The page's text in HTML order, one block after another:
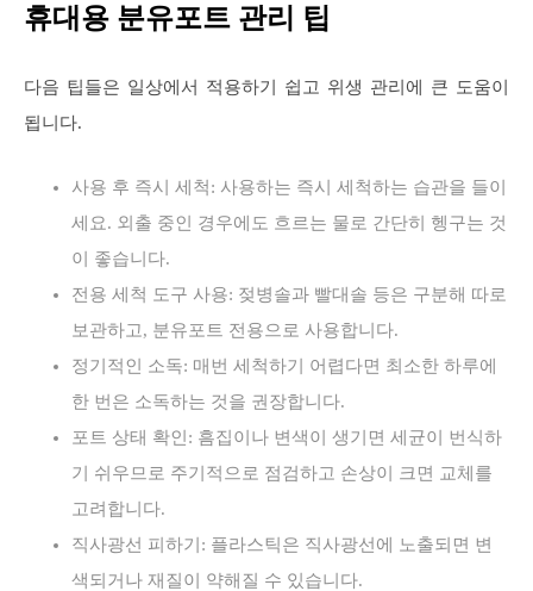
휴대용 분유포트 관리 팁
다음 팁들은 일상에서 적용하기 쉽고 위생 관리에 큰 도움이
됩니다.
사용 후 즉시 세척: 사용하는 즉시 세척하는 습관을 들이
세요. 외출 중인 경우에도 흐르는 물로 간단히 헹구는 것
이 좋습니다.
전용 세척 도구 사용: 젖병솔과 빨대솔 등은 구분해 따로
보관하고, 분유포트 전용으로 사용합니다.
정기적인 소독: 매번 세척하기 어렵다면 최소한 하루에
한 번은 소독하는 것을 권장합니다.
포트 상태 확인: 흠집이나 변색이 생기면 세균이 번식하
기 쉬우므로 주기적으로 점검하고 손상이 크면 교체를
고려합니다.
직사광선 피하기: 플라스틱은 직사광선에 노출되면 변
색되거나 재질이 약해질 수 있습니다.